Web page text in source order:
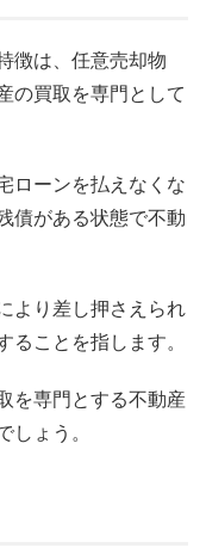
徴は、任意売却物
の買取を専門として
ローンを払えなくな
債がある状態で不動
より差し押さえられ
ることを指します。
を専門とする不動産
しょう。